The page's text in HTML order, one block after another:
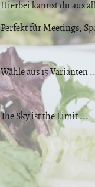
Hierbei kannst du aus
Perfekt für Meetings,
Wähle aus 15 Varianten
The Sky ist the Limit ...